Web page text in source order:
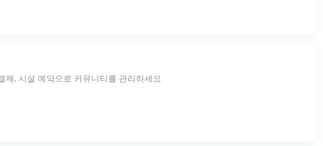
제, 시설 예약으로 커뮤니티를 관리하세요